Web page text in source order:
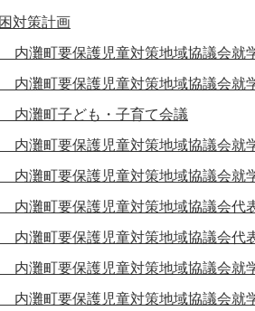
対策計画
灘町要保護児童対策地域協議会就
灘町要保護児童対策地域協議会就
灘町子ども・子育て会議
灘町要保護児童対策地域協議会就
灘町要保護児童対策地域協議会就
灘町要保護児童対策地域協議会代
灘町要保護児童対策地域協議会代
灘町要保護児童対策地域協議会就
灘町要保護児童対策地域協議会就